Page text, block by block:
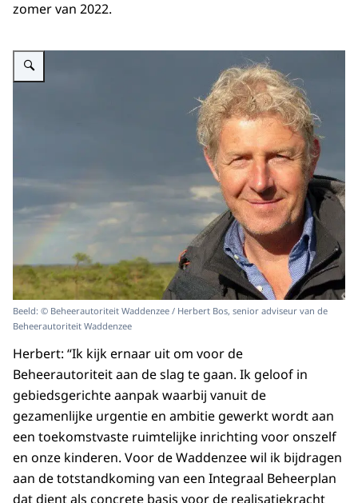
zomer van 2022.
Vergroot afbeelding Senior adviseur Herbert Bos
Beeld: © Beheerautoriteit Waddenzee / Herbert Bos, senior adviseur van de
Beheerautoriteit Waddenzee
Herbert: “Ik kijk ernaar uit om voor de
Beheerautoriteit aan de slag te gaan. Ik geloof in
gebiedsgerichte aanpak waarbij vanuit de
gezamenlijke urgentie en ambitie gewerkt wordt aan
een toekomstvaste ruimtelijke inrichting voor onszelf
en onze kinderen. Voor de Waddenzee wil ik bijdragen
aan de totstandkoming van een Integraal Beheerplan
dat dient als concrete basis voor de realisatiekracht